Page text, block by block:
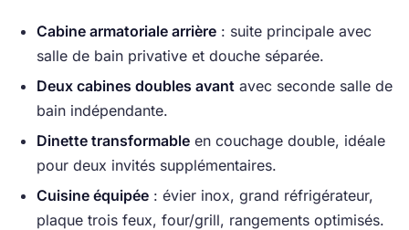
Cabine armatoriale arrière: suite principale avec
salle de bain privative et douche séparée.
Deux cabines doubles avant avec seconde salle de
bain indépendante.
Dinette transformableen couchage double, idéale
pour deux invités supplémentaires.
Cuisine équipée: évier inox, grand réfrigérateur,
plaque trois feux, four/grill, rangements optimisés.